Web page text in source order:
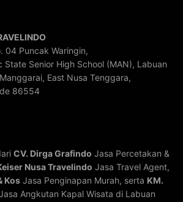
04 Puncak Waringin,
State Senior High School (MAN), Labuan
East Nusa Tenggara,
86554
CV. Dirga Grafindo Jasa Percetakan &
Nusa Travelindo Jasa Travel Agent,
Kos Jasa Penginapan Murah, serta KM.
Angkutan Kapal Wisata di Labuan